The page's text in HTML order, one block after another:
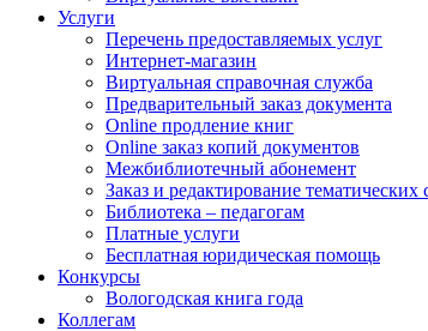
Услуги
Перечень предоставляемых услуг
Интернет-магазин
Виртуальная справочная служба
Предварительный заказ документа
Online продление книг
Online заказ копий документов
Межбиблиотечный абонемент
Заказ и редактирование тематических
Библиотека – педагогам
Платные услуги
Бесплатная юридическая помощь
Конкурсы
Вологодская книга года
Коллегам